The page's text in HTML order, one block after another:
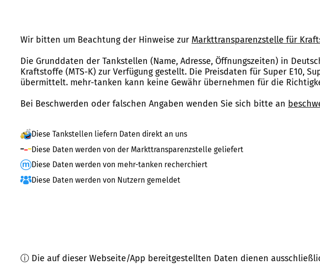
Wir bitten um Beachtung der Hinweise zur Markttransparenzstelle für
Die Grunddaten der Tankstellen (Name, Adresse, Öffnungszeiten) in
Kraftstoffe (MTS-K) zur Verfügung gestellt. Die Preisdaten für Super E10,
übermittelt. mehr-tanken kann keine Gewähr übernehmen für die
Bei Beschwerden oder falschen Angaben wenden Sie sich bitte an
Diese Tankstellen liefern Daten direkt an uns
Diese Daten werden von der Markttransparenzstelle geliefert
Diese Daten werden von mehr-tanken recherchiert
Diese Daten werden von Nutzern gemeldet
ⓘ Die auf dieser Webseite/App bereitgestellten Daten dienen